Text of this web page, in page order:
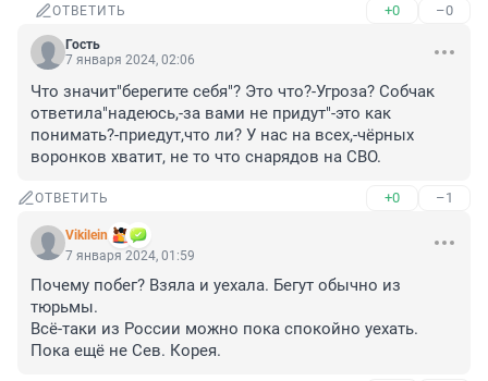
ОТВЕТИТЬ +0 –0
Гость
7 января 2024, 02:06
Что значит"берегите себя"? Это что?-Угроза? Собчак
ответила"надеюсь,-за вами не придут"-это как
понимать?-приедут,что ли? У нас на всех,-чёрных
воронков хватит, не то что снарядов на СВО.
ОТВЕТИТЬ +0 –1
Vikilein
7 января 2024, 01:59
Почему побег? Взяла и уехала. Бегут обычно из
тюрьмы.
Всё-таки из России можно пока спокойно уехать.
Пока ещё не Сев. Корея.